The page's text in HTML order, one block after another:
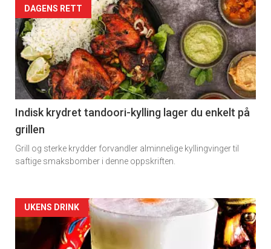
Artikler
detail
-
section
11
Dagens
rett
DAGENS RETT
Indisk krydret tandoori-kylling lager du enkelt på
grillen
Grill og sterke krydder forvandler alminnelige kyllingvinger til
saftige smaksbomber i denne oppskriften.
Artikler
detail
UKENS DRINK